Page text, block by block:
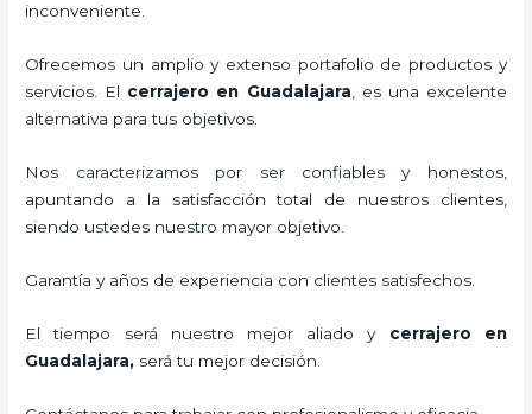
inconveniente.
Ofrecemos un amplio y extenso portafolio de productos y
servicios. El cerrajero en Guadalajara , es una excelente
alternativa para tus objetivos.
Nos caracterizamos por ser confiables y honestos,
apuntando a la satisfacción total de nuestros clientes,
siendo ustedes nuestro mayor objetivo.
Garantía y años de experiencia con clientes satisfechos.
El tiempo será nuestro mejor aliado y cerrajero en
Guadalajara, será tu mejor decisión.